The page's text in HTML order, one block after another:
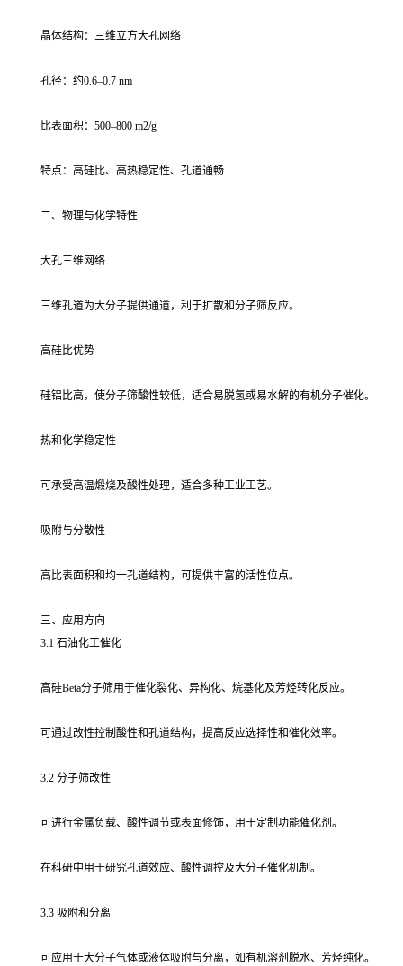
晶体结构：三维立方大孔网络
孔径：约0.6–0.7 nm
比表面积：500–800 m2/g
特点：高硅比、高热稳定性、孔道通畅
二、物理与化学特性
大孔三维网络
三维孔道为大分子提供通道，利于扩散和分子筛反应。
高硅比优势
硅铝比高，使分子筛酸性较低，适合易脱氢或易水解的有机分子催化。
热和化学稳定性
可承受高温煅烧及酸性处理，适合多种工业工艺。
吸附与分散性
高比表面积和均一孔道结构，可提供丰富的活性位点。
三、应用方向
3.1 石油化工催化
高硅Beta分子筛用于催化裂化、异构化、烷基化及芳烃转化反应。
可通过改性控制酸性和孔道结构，提高反应选择性和催化效率。
3.2 分子筛改性
可进行金属负载、酸性调节或表面修饰，用于定制功能催化剂。
在科研中用于研究孔道效应、酸性调控及大分子催化机制。
3.3 吸附和分离
可应用于大分子气体或液体吸附与分离，如有机溶剂脱水、芳烃纯化。